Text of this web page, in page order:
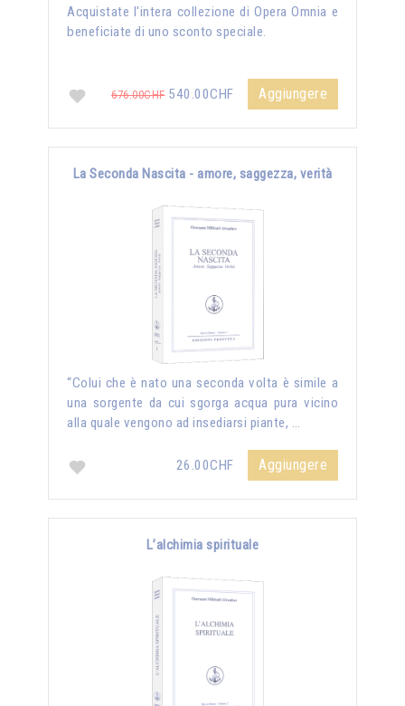
Acquistate l'intera collezione di Opera Omnia e
beneficiate di uno sconto speciale.
676.00CHF540.00CHF Aggiungere
La Seconda Nascita - amore, saggezza, verità
“Colui che è nato una seconda volta è simile a
una sorgente da cui sgorga acqua pura vicino
alla quale vengono ad insediarsi piante, …
26.00CHF Aggiungere
L’alchimia spirituale